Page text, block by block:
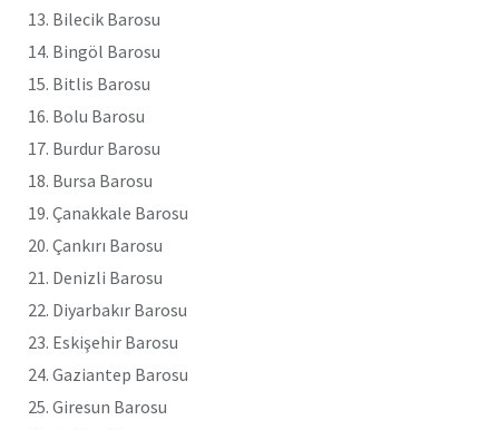
13. Bilecik Barosu
14. Bingöl Barosu
15. Bitlis Barosu
16. Bolu Barosu
17. Burdur Barosu
18. Bursa Barosu
19. Çanakkale Barosu
20. Çankırı Barosu
21. Denizli Barosu
22. Diyarbakır Barosu
23. Eskişehir Barosu
24. Gaziantep Barosu
25. Giresun Barosu